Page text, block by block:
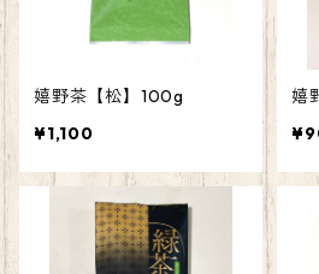
嬉野茶【松】100g
¥1,100
嬉